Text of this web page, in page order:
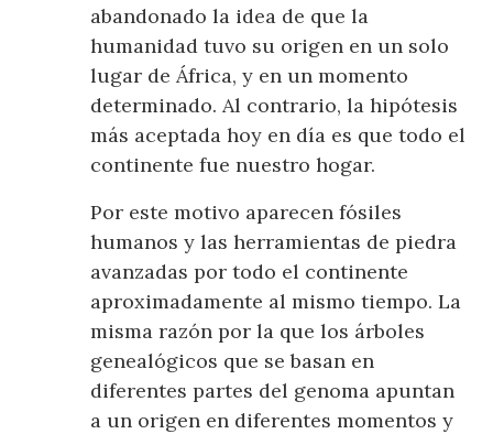
abandonado la idea de que la
humanidad tuvo su origen en un solo
lugar de África, y en un momento
determinado. Al contrario, la hipótesis
más aceptada hoy en día es que todo el
continente fue nuestro hogar.
Por este motivo aparecen fósiles
humanos y las herramientas de piedra
avanzadas por todo el continente
aproximadamente al mismo tiempo. La
misma razón por la que los árboles
genealógicos que se basan en
diferentes partes del genoma apuntan
a un origen en diferentes momentos y